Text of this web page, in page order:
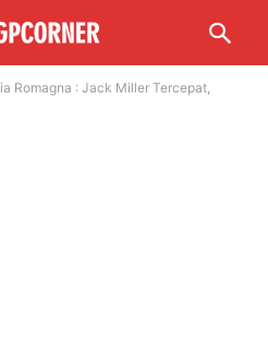
Romagna : Jack Miller Tercepat,